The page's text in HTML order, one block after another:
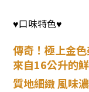
♥口味特色♥
傳奇！極上金色
來自16公升的
質地細緻 風味